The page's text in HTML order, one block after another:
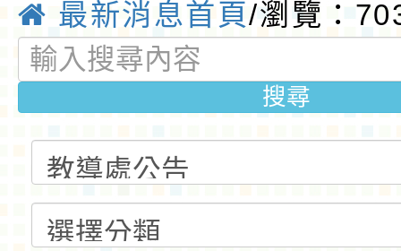
最新消息首頁/瀏覽：
搜尋